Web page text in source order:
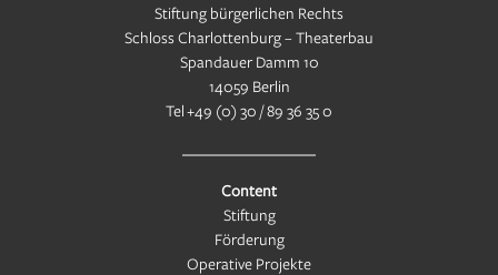
Stiftung bürgerlichen Rechts
Schloss Charlottenburg – Theaterbau
Spandauer Damm 10
14059 Berlin
Tel+49 (0) 30 / 89 36 35 0
Content
Stiftung
Förderung
Operative Projekte